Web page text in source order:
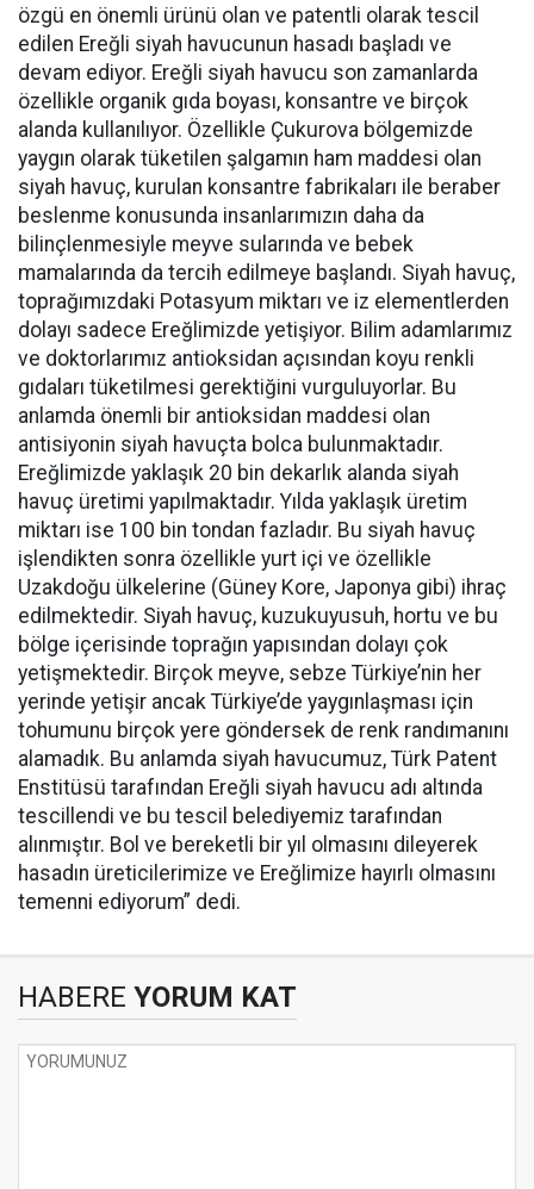
özgü en önemli ürünü olan ve patentli olarak tescil
edilen Ereğli siyah havucunun hasadı başladı ve
devam ediyor. Ereğli siyah havucu son zamanlarda
özellikle organik gıda boyası, konsantre ve birçok
alanda kullanılıyor. Özellikle Çukurova bölgemizde
yaygın olarak tüketilen şalgamın ham maddesi olan
siyah havuç, kurulan konsantre fabrikaları ile beraber
beslenme konusunda insanlarımızın daha da
bilinçlenmesiyle meyve sularında ve bebek
mamalarında da tercih edilmeye başlandı. Siyah havuç,
toprağımızdaki Potasyum miktarı ve iz elementlerden
dolayı sadece Ereğlimizde yetişiyor. Bilim adamlarımız
ve doktorlarımız antioksidan açısından koyu renkli
gıdaları tüketilmesi gerektiğini vurguluyorlar. Bu
anlamda önemli bir antioksidan maddesi olan
antisiyonin siyah havuçta bolca bulunmaktadır.
Ereğlimizde yaklaşık 20 bin dekarlık alanda siyah
havuç üretimi yapılmaktadır. Yılda yaklaşık üretim
miktarı ise 100 bin tondan fazladır. Bu siyah havuç
işlendikten sonra özellikle yurt içi ve özellikle
Uzakdoğu ülkelerine (Güney Kore, Japonya gibi) ihraç
edilmektedir. Siyah havuç, kuzukuyusuh, hortu ve bu
bölge içerisinde toprağın yapısından dolayı çok
yetişmektedir. Birçok meyve, sebze Türkiye’nin her
yerinde yetişir ancak Türkiye’de yaygınlaşması için
tohumunu birçok yere göndersek de renk randımanını
alamadık. Bu anlamda siyah havucumuz, Türk Patent
Enstitüsü tarafından Ereğli siyah havucu adı altında
tescillendi ve bu tescil belediyemiz tarafından
alınmıştır. Bol ve bereketli bir yıl olmasını dileyerek
hasadın üreticilerimize ve Ereğlimize hayırlı olmasını
temenni ediyorum” dedi.
HABERE YORUM KAT